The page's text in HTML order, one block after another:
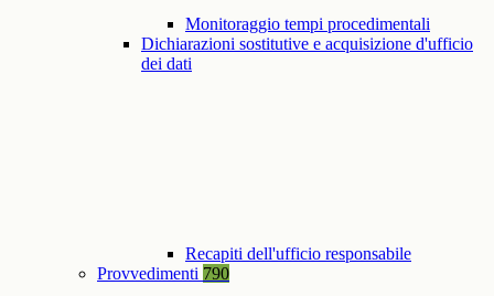
Monitoraggio tempi procedimentali
Dichiarazioni sostitutive e acquisizione d'ufficio
dei dati
Recapiti dell'ufficio responsabile
Provvedimenti 790